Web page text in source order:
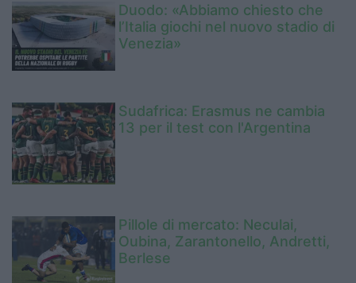
Duodo: «Abbiamo chiesto che
l’Italia giochi nel nuovo stadio di
Venezia»
Sudafrica: Erasmus ne cambia
13 per il test con l'Argentina
Pillole di mercato: Neculai,
Oubina, Zarantonello, Andretti,
Berlese